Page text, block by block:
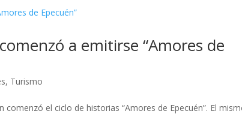
a emitirse “Amores de
, Turismo
el ciclo de historias “Amores de Epecuén”. El